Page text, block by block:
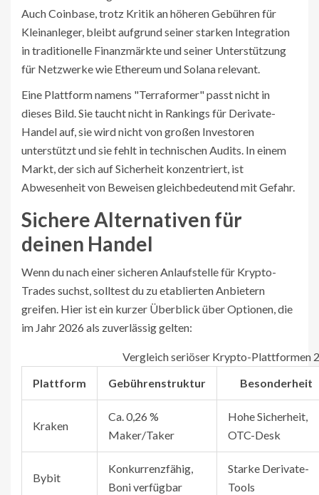
Auch Coinbase, trotz Kritik an höheren Gebühren für
Kleinanleger, bleibt aufgrund seiner starken Integration
in traditionelle Finanzmärkte und seiner Unterstützung
für Netzwerke wie Ethereum und Solana relevant.
Eine Plattform namens "Terraformer" passt nicht in
dieses Bild. Sie taucht nicht in Rankings für Derivate-
Handel auf, sie wird nicht von großen Investoren
unterstützt und sie fehlt in technischen Audits. In einem
Markt, der sich auf Sicherheit konzentriert, ist
Abwesenheit von Beweisen gleichbedeutend mit Gefahr.
Sichere Alternativen für
deinen Handel
Wenn du nach einer sicheren Anlaufstelle für Krypto-
Trades suchst, solltest du zu etablierten Anbietern
greifen. Hier ist ein kurzer Überblick über Optionen, die
im Jahr 2026 als zuverlässig gelten:
Vergleich seriöser Krypto-Plattformen
Plattform
Gebührenstruktur Besonderheit
Kraken
Ca. 0,26 %
Maker/Taker
Hohe Sicherheit,
OTC-Desk
Bybit
Konkurrenzfähig,
Boni verfügbar
Starke Derivate-
Tools